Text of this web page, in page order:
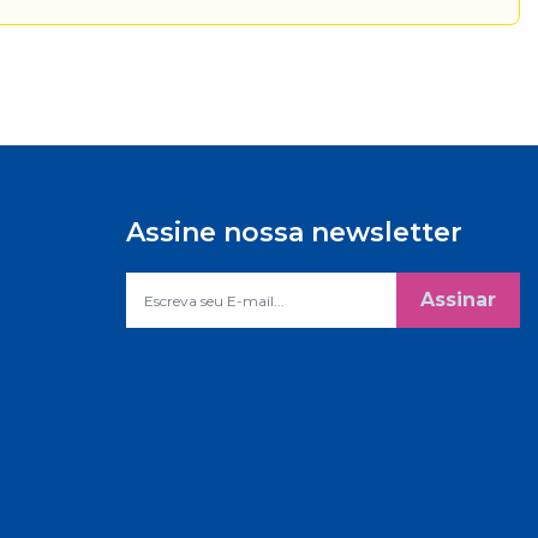
Assine nossa newsletter
Assinar